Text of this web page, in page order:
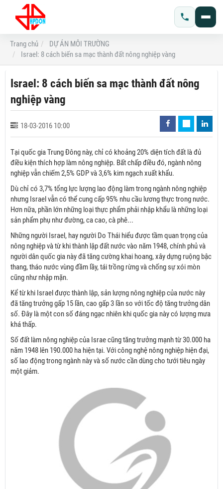
Trang chủ
DỰ ÁN MÔI TRƯỜNG
Israel: 8 cách biến sa mạc thành đất nông nghiệp vàng
Israel: 8 cách biến sa mạc thành đất nông
nghiệp vàng
18-03-2016 10:00
Tại quốc gia Trung Đông này, chỉ có khoảng 20% diện tích đất là đủ
điều kiện thích hợp làm nông nghiệp. Bất chấp điều đó, ngành nông
nghiệp vẫn chiếm 2,5% GDP và 3,6% kim ngạch xuất khẩu.
Dù chỉ có 3,7% tổng lực lượng lao động làm trong ngành nông nghiệp
nhưng Israel vẫn có thể cung cấp 95% nhu cầu lương thực trong nước.
Hơn nữa, phần lớn những loại thực phẩm phải nhập khẩu là những loại
sản phẩm phụ như đường, ca cao, cà phê...
Những người Israel, hay người Do Thái hiểu được tầm quan trọng của
nông nghiệp và từ khi thành lập đất nước vào năm 1948, chính phủ và
người dân quốc gia này đã tăng cường khai hoang, xây dựng ruộng bậc
thang, tháo nước vùng đầm lầy, tái trồng rừng và chống sự xói mòn
cũng như nhập mặn.
Kể từ khi Israel được thành lập, sản lượng nông nghiệp của nước này
đã tăng trưởng gấp 15 lần, cao gấp 3 lần so với tốc độ tăng trưởng dân
số. Đây là một con số đáng ngạc nhiên khi quốc gia này có lượng mưa
khá thấp.
Số đất làm nông nghiệp của Israe cũng tăng trưởng mạnh từ 30.000 ha
năm 1948 lên 190.000 ha hiện tại. Với công nghệ nông nghiệp hiện đại,
số lao động trong ngành này và số nước cần dùng cho tưới tiêu ngày
một giảm.